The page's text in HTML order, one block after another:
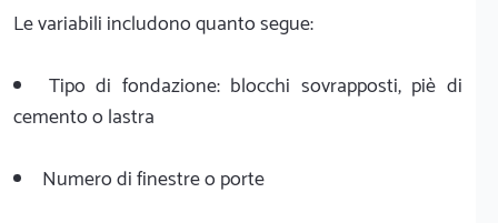
Le variabili includono quanto segue:
Tipo di fondazione: blocchi sovrapposti, piè di
cemento o lastra
Numero di finestre o porte